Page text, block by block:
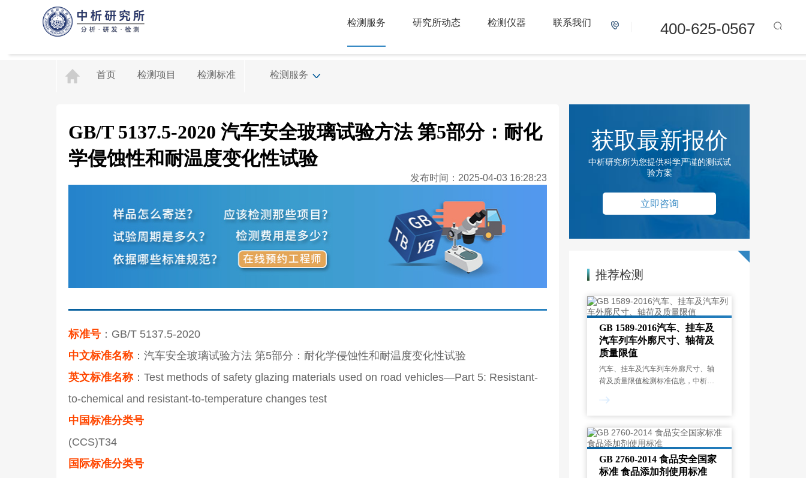
400-625-0567
检测服务 研究所动态 检测仪器 联系我们
首页 检测项目 检测标准 检测服务
GB/T 5137.5-2020 汽车安全玻璃试验方法 第5部分：耐化
学侵蚀性和耐温度变化性试验
发布时间：2025-04-03 16:28:23
标准号 ：GB/T 5137.5-2020
中文标准名称：汽车安全玻璃试验方法 第5部分：耐化学侵蚀性和耐温度变化性试验
英文标准名称：Test methods of safety glazing materials used on road vehicles—Part 5: Resistant-
to-chemical and resistant-to-temperature changes test
中国标准分类号
(CCS)T34
国际标准分类号
获取最新报价
中析研究所为您提供科学严谨的测试试
验方案
立即咨询
推荐检测
GB 1589-2016汽车、挂车及
汽车列车外廓尺寸、轴荷及
质量限值
汽车、挂车及汽车列车外廓尺寸、轴
荷及质量限值检测标准信息，中析研
提供汽车、挂车及汽车列车外廓尺
务，并出具严谨可靠的检测报告。
GB 2760-2014 食品安全国家
标准 食品添加剂使用标准